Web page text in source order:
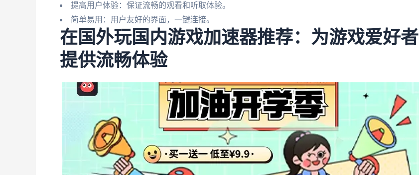
提高用户体验：保证流畅的观看和听取体验。
简单易用：用户友好的界面，一键连接。
在国外玩国内游戏加速器推荐：为游戏爱好者
提供流畅体验